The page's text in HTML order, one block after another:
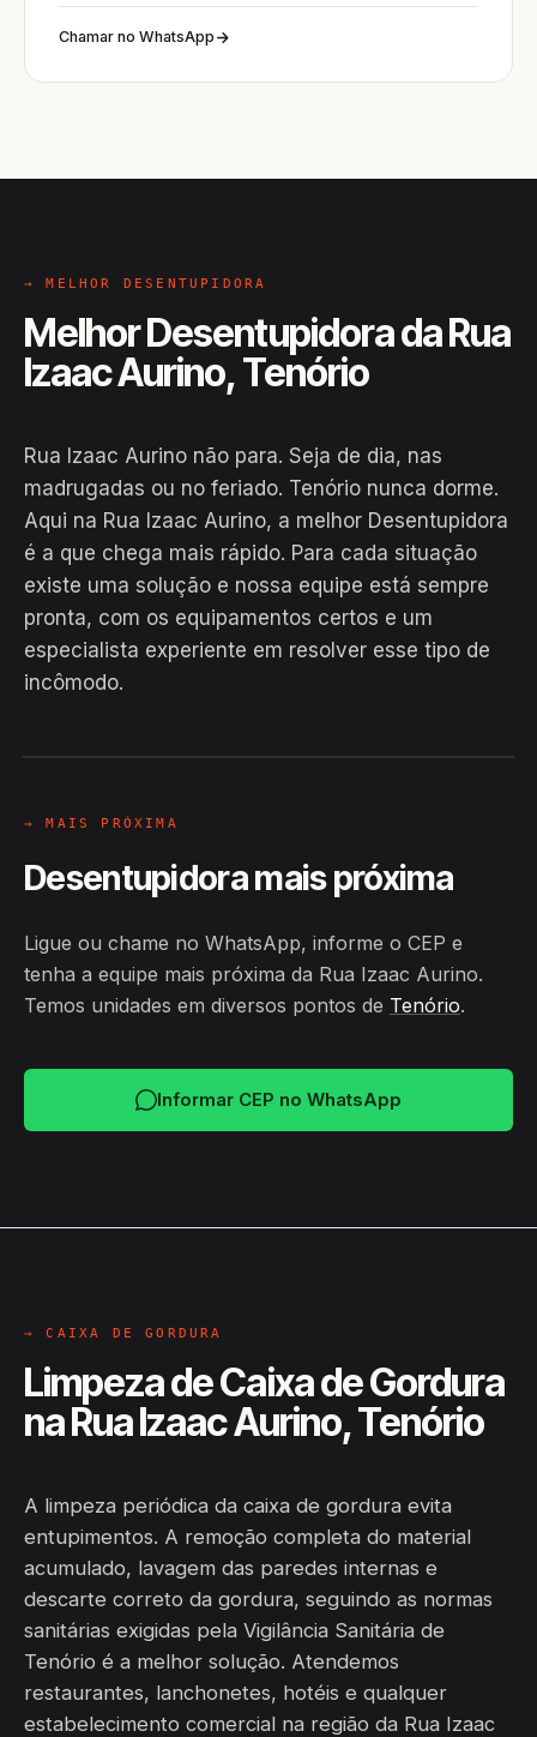
Chamar no WhatsApp
→ MELHOR DESENTUPIDORA
Melhor Desentupidora da Rua
Izaac Aurino, Tenório
Rua Izaac Aurino não para. Seja de dia, nas
madrugadas ou no feriado. Tenório nunca dorme.
Aqui na Rua Izaac Aurino, a melhor Desentupidora
é a que chega mais rápido. Para cada situação
existe uma solução e nossa equipe está sempre
pronta, com os equipamentos certos e um
especialista experiente em resolver esse tipo de
incômodo.
EM CAMPO
Hiroshiro · Rua Izaac Aurino,
→ MAIS PRÓXIMA
Desentupidora mais próxima
Ligue ou chame no WhatsApp, informe o CEP e
tenha a equipe mais próxima da Rua Izaac Aurino.
Temos unidades em diversos pontos de Tenório.
Informar CEP no WhatsApp
→ CAIXA DE GORDURA
Limpeza de Caixa de Gordura
na Rua Izaac Aurino, Tenório
A limpeza periódica da caixa de gordura evita
entupimentos. A remoção completa do material
acumulado, lavagem das paredes internas e
descarte correto da gordura, seguindo as normas
sanitárias exigidas pela Vigilância Sanitária de
Tenório é a melhor solução. Atendemos
restaurantes, lanchonetes, hotéis e qualquer
estabelecimento comercial na região da Rua Izaac